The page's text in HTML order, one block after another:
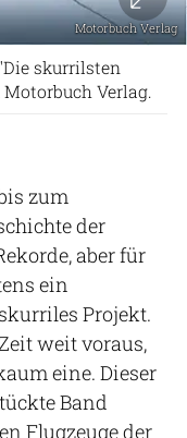
Motorbuch Verlag
skurrilsten
Verlag.
zum
der
aber für
ein
Projekt.
weit voraus,
eine. Dieser
Band
Flugzeuge der